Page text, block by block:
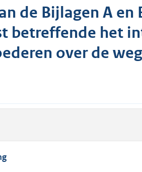
de Bijlagen A en
betreffende het
over de